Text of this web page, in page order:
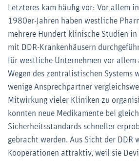
Letzteres kam häufig vor: Vor allem
1980er-Jahren haben westliche
mehrere Hundert klinische Studien
mit DDR-Krankenhäusern
für westliche Unternehmen vor allem
Wegen des zentralistischen Systems
wenige Ansprechpartner
Mitwirkung vieler Kliniken zu
konnten neue Medikamente bei
Sicherheitsstandards schneller
gebracht werden. Aus Sicht der DDR
Kooperationen attraktiv, weil sie